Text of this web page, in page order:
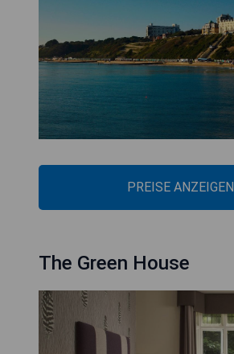
PREISE ANZEIGEN
The Green House